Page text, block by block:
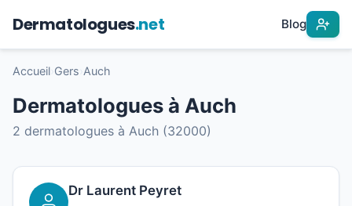
Dermatologues.net Blog
Accueil Gers Auch
Dermatologues à Auch
2 dermatologues à Auch (32000)
Dr Laurent Peyret